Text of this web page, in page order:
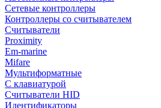
Сетевые контроллеры
Контроллеры со считывателем
Считыватели
Proximity
Em-marine
Mifare
Мультиформатные
С клавиатурой
Считыватели HID
Идентификаторы